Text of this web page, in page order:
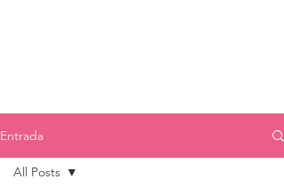
Entrada
All Posts